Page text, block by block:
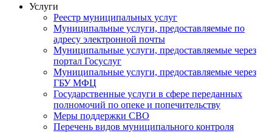
Услуги
Реестр муниципальных услуг
Муниципальные услуги, предоставляемые по
адресу электронной почты
Муниципальные услуги, предоставляемые через
портал Госуслуг
Муниципальные услуги, предоставляемые через
ГБУ МФЦ
Государственные услуги в сфере переданных
полномочий по опеке и попечительству
Меры поддержки СВО
Перечень видов муниципального контроля